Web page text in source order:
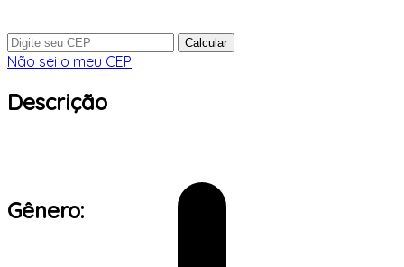
Calcular
Não sei o meu CEP
Descrição
Gênero: